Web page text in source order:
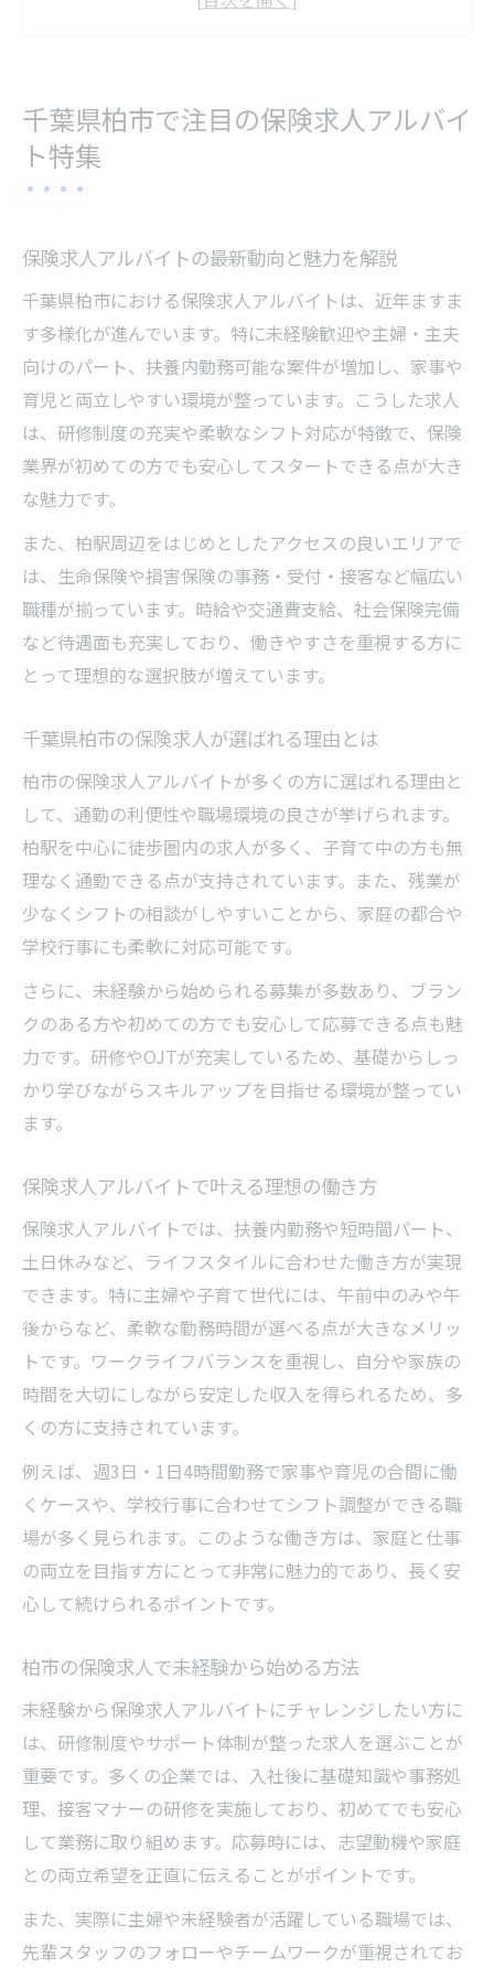
保険求人を探すなら柏市のアルバイトが狙い目
アルバイトで見つかる保険求人の特徴
主婦に人気の保険求人柏市アルバイト事情
保険求人アルバイト活用術を徹底解説
主婦の働き方に合う保険求人アルバイトの魅力
保険求人アルバイトで主婦が輝く理由
子育てと両立しやすい保険求人の魅力
主婦歓迎の保険求人で働くメリット紹介
保険求人アルバイトの柔軟なシフト活用法
未経験から主婦も安心の保険求人選び
未経験歓迎の保険求人を千葉県柏市で見つける
コツ
未経験向け保険求人アルバイトの探し方
保険求人で未経験が安心して働くコツ
柏市の保険求人で研修制度が充実の理由
未経験歓迎の保険求人選びで注意すべき点
保険求人アルバイトの応募ポイント解説
子育てとの両立に最適な保険求人アルバイトと
は
保険求人アルバイトで子育てと仕事を両立
家庭優先の保険求人が選ばれる理由
子育て主婦に好評な保険求人アルバイト特
集
保険求人で時短や扶養内勤務を実現する方
法
訣
保険求人事務アルバイト初日の流れを解説
柏市の保険求人で安心できる職場選び
未経験でも安心の保険事務アルバイト研修
保険求人で事務仕事に必要なスキルとは
保険求人アルバイト事務職の魅力とやりが
い
千葉県柏市で注目の保険求人アルバイ
ト特集
保険求人アルバイトの最新動向と魅力を解説
千葉県柏市における保険求人アルバイトは、近年ますま
す多様化が進んでいます。特に未経験歓迎や主婦・主夫
向けのパート、扶養内勤務可能な案件が増加し、家事や
育児と両立しやすい環境が整っています。こうした求人
は、研修制度の充実や柔軟なシフト対応が特徴で、保険
業界が初めての方でも安心してスタートできる点が大き
な魅力です。
また、柏駅周辺をはじめとしたアクセスの良いエリアで
は、生命保険や損害保険の事務・受付・接客など幅広い
職種が揃っています。時給や交通費支給、社会保険完備
など待遇面も充実しており、働きやすさを重視する方に
とって理想的な選択肢が増えています。
千葉県柏市の保険求人が選ばれる理由とは
柏市の保険求人アルバイトが多くの方に選ばれる理由と
して、通勤の利便性や職場環境の良さが挙げられます。
柏駅を中心に徒歩圏内の求人が多く、子育て中の方も無
理なく通勤できる点が支持されています。また、残業が
少なくシフトの相談がしやすいことから、家庭の都合や
学校行事にも柔軟に対応可能です。
さらに、未経験から始められる募集が多数あり、ブラン
クのある方や初めての方でも安心して応募できる点も魅
力です。研修やOJTが充実しているため、基礎からしっ
かり学びながらスキルアップを目指せる環境が整ってい
ます。
保険求人アルバイトで叶える理想の働き方
保険求人アルバイトでは、扶養内勤務や短時間パート、
土日休みなど、ライフスタイルに合わせた働き方が実現
できます。特に主婦や子育て世代には、午前中のみや午
後からなど、柔軟な勤務時間が選べる点が大きなメリッ
トです。ワークライフバランスを重視し、自分や家族の
時間を大切にしながら安定した収入を得られるため、多
くの方に支持されています。
例えば、週3日・1日4時間勤務で家事や育児の合間に働
くケースや、学校行事に合わせてシフト調整ができる職
場が多く見られます。このような働き方は、家庭と仕事
の両立を目指す方にとって非常に魅力的であり、長く安
心して続けられるポイントです。
柏市の保険求人で未経験から始める方法
未経験から保険求人アルバイトにチャレンジしたい方に
は、研修制度やサポート体制が整った求人を選ぶことが
重要です。多くの企業では、入社後に基礎知識や事務処
理、接客マナーの研修を実施しており、初めてでも安心
して業務に取り組めます。応募時には、志望動機や家庭
との両立希望を正直に伝えることがポイントです。
また、実際に主婦や未経験者が活躍している職場では、
先輩スタッフのフォローやチームワークが重視されてお